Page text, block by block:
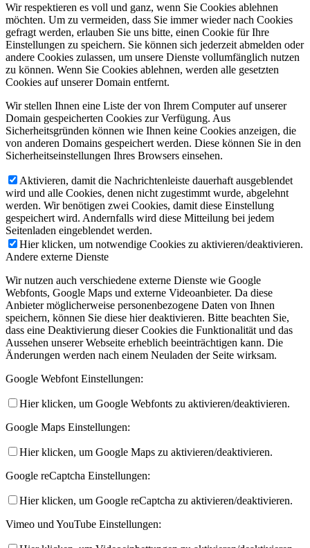
Wir respektieren es voll und ganz, wenn Sie Cookies ablehnen
möchten. Um zu vermeiden, dass Sie immer wieder nach Cookies
gefragt werden, erlauben Sie uns bitte, einen Cookie für Ihre
Einstellungen zu speichern. Sie können sich jederzeit abmelden oder
andere Cookies zulassen, um unsere Dienste vollumfänglich nutzen
zu können. Wenn Sie Cookies ablehnen, werden alle gesetzten
Cookies auf unserer Domain entfernt.
Wir stellen Ihnen eine Liste der von Ihrem Computer auf unserer
Domain gespeicherten Cookies zur Verfügung. Aus
Sicherheitsgründen können wie Ihnen keine Cookies anzeigen, die
von anderen Domains gespeichert werden. Diese können Sie in den
Sicherheitseinstellungen Ihres Browsers einsehen.
Aktivieren, damit die Nachrichtenleiste dauerhaft ausgeblendet
wird und alle Cookies, denen nicht zugestimmt wurde, abgelehnt
werden. Wir benötigen zwei Cookies, damit diese Einstellung
gespeichert wird. Andernfalls wird diese Mitteilung bei jedem
Seitenladen eingeblendet werden.
Hier klicken, um notwendige Cookies zu aktivieren/deaktivieren.
Andere externe Dienste
Wir nutzen auch verschiedene externe Dienste wie Google
Webfonts, Google Maps und externe Videoanbieter. Da diese
Anbieter möglicherweise personenbezogene Daten von Ihnen
speichern, können Sie diese hier deaktivieren. Bitte beachten Sie,
dass eine Deaktivierung dieser Cookies die Funktionalität und das
Aussehen unserer Webseite erheblich beeinträchtigen kann. Die
Änderungen werden nach einem Neuladen der Seite wirksam.
Google Webfont Einstellungen:
Hier klicken, um Google Webfonts zu aktivieren/deaktivieren.
Google Maps Einstellungen:
Hier klicken, um Google Maps zu aktivieren/deaktivieren.
Google reCaptcha Einstellungen:
Hier klicken, um Google reCaptcha zu aktivieren/deaktivieren.
Vimeo und YouTube Einstellungen: